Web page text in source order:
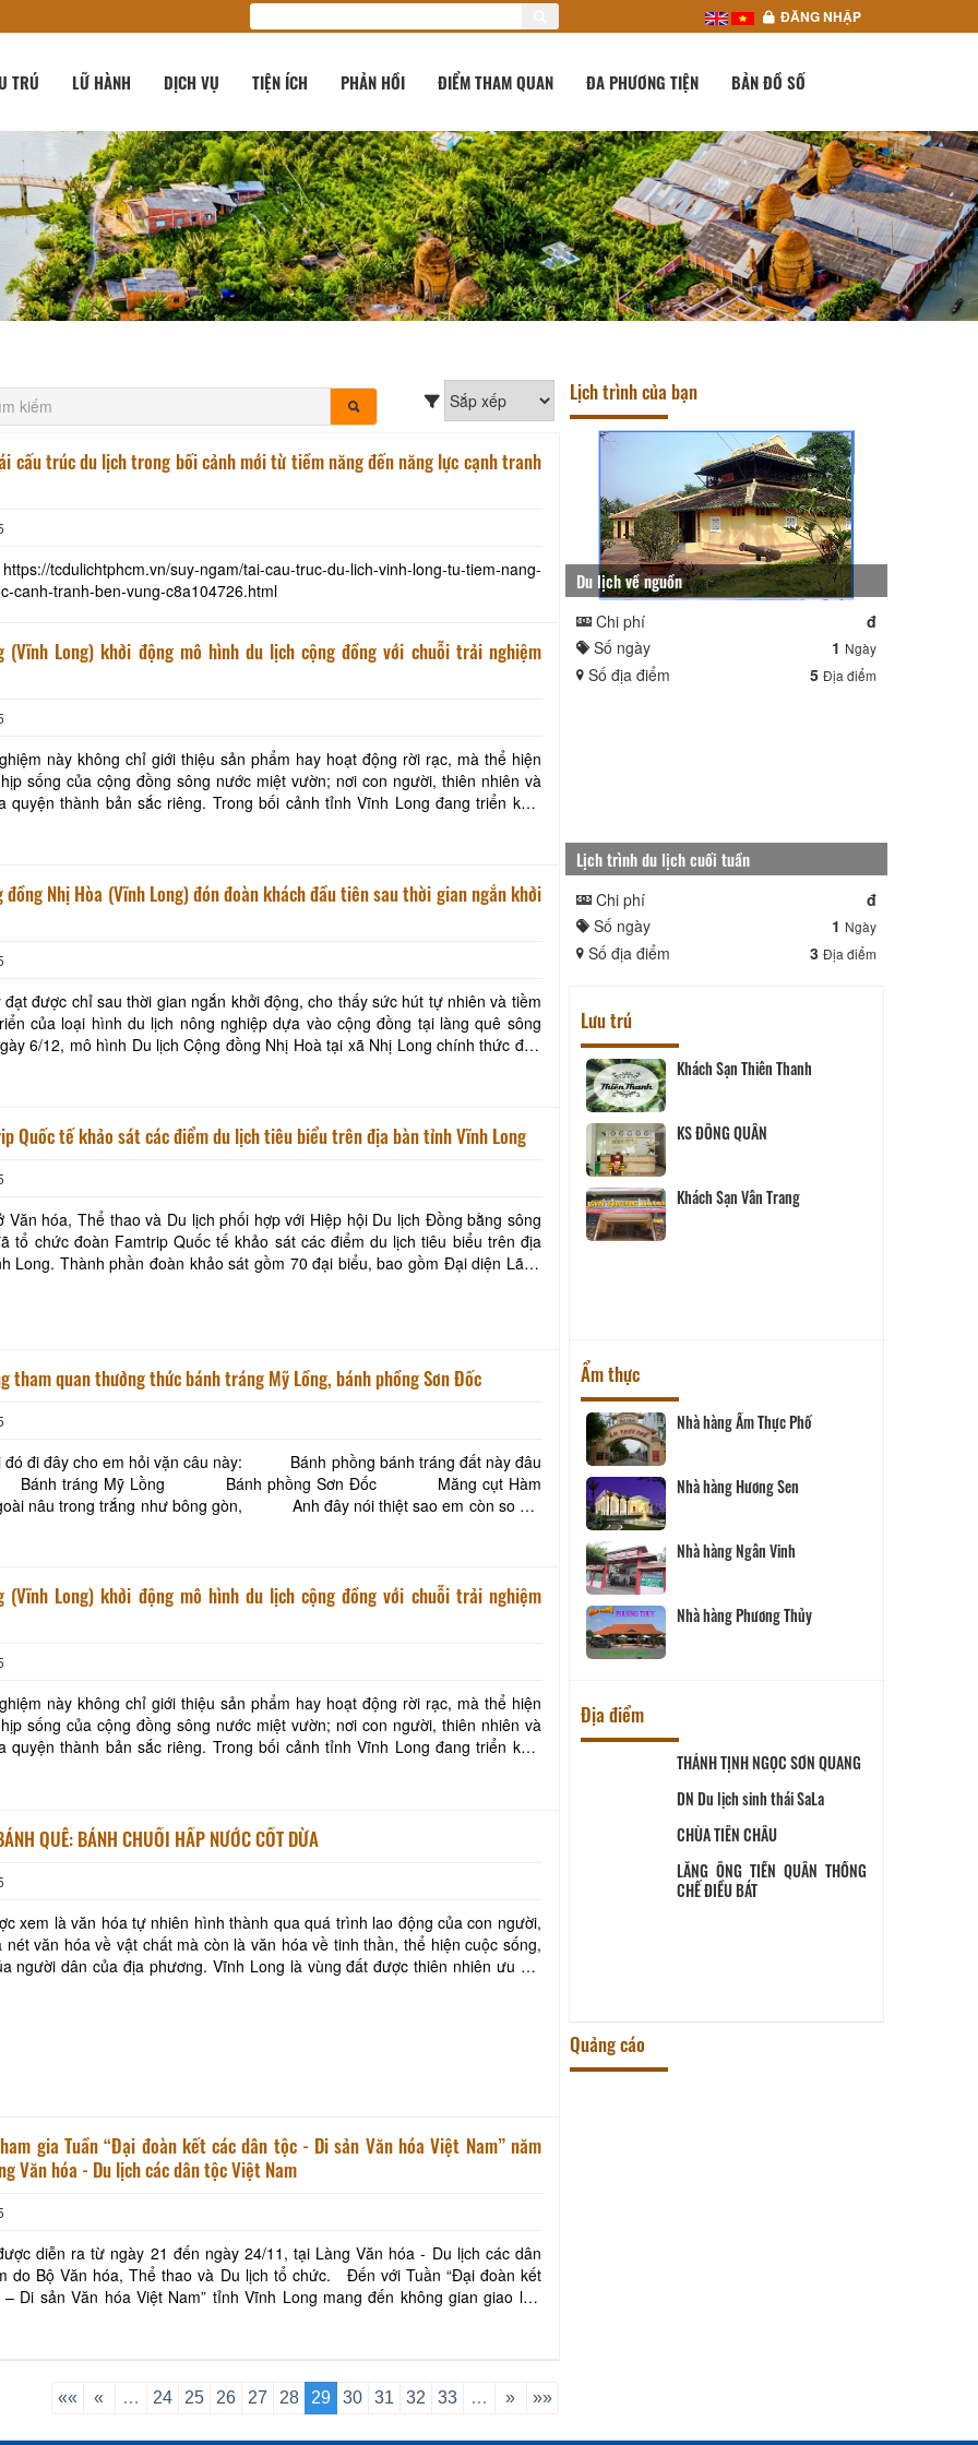
ĐĂNG NHẬP
TRÚ LỮ HÀNH DỊCH VỤ TIỆN ÍCH PHẢN HỒI ĐIỂM THAM QUAN ĐA PHƯƠNG TIỆN BẢN ĐỒ SỐ
cấu trúc du lịch trong bối cảnh mới từ tiềm năng đến năng lực cạnh tranh
tcdulichtphcm.vn/suy-ngam/tai-cau-truc-du-lich-vinh-long-tu-tiem-nang-
canh-tranh-ben-vung-c8a104726.html
(Vĩnh Long) khởi động mô hình du lịch cộng đồng với chuỗi trải nghiệm
này không chỉ giới thiệu sản phẩm hay hoạt động rời rạc, mà thể hiện
sống của cộng đồng sông nước miệt vườn; nơi con người, thiên nhiên và
sắc riêng. Trong bối cảnh tỉnh Vĩnh Long đang triển khai
đồng Nhị Hòa (Vĩnh Long) đón đoàn khách đầu tiên sau thời gian ngắn khởi
đạt được chỉ sau thời gian ngắn khởi động, cho thấy sức hút tự nhiên và tiềm
của loại hình du lịch nông nghiệp dựa vào cộng đồng tại làng quê sông
Quốc tế khảo sát các điểm du lịch tiêu biểu trên địa bàn tỉnh Vĩnh Long
Văn hóa, Thể thao và Du lịch phối hợp với Hiệp hội Du lịch Đồng bằng sông
tổ chức đoàn Famtrip Quốc tế khảo sát các điểm du lịch tiêu biểu trên địa
biểu, bao gồm Đại diện Lãnh
tham quan thưởng thức bánh tráng Mỹ Lồng, bánh phồng Sơn Đốc
em hỏi vặn câu này: Bánh phồng bánh tráng đất này đâu
trắng như bông gòn, Anh đây nói thiệt sao em còn so đo.
(Vĩnh Long) khởi động mô hình du lịch cộng đồng với chuỗi trải nghiệm
này không chỉ giới thiệu sản phẩm hay hoạt động rời rạc, mà thể hiện
sống của cộng đồng sông nước miệt vườn; nơi con người, thiên nhiên và
sắc riêng. Trong bối cảnh tỉnh Vĩnh Long đang triển khai
QUÊ: BÁNH CHUỐI HẤP NƯỚC CỐT DỪA
xem là văn hóa tự nhiên hình thành qua quá trình lao động của con người,
nét văn hóa về vật chất mà còn là văn hóa về tinh thần, thể hiện cuộc sống,
người dân của địa phương. Vĩnh Long là vùng đất được thiên nhiên ưu đãi
gia Tuần “Đại đoàn kết các dân tộc - Di sản Văn hóa Việt Nam” năm
Văn hóa - Du lịch các dân tộc Việt Nam
diễn ra từ ngày 21 đến ngày 24/11, tại Làng Văn hóa - Du lịch các dân
Văn hóa, Thể thao và Du lịch tổ chức. Đến với Tuần “Đại đoàn kết
Di sản Văn hóa Việt Nam” tỉnh Vĩnh Long mang đến không gian giao lưu
«« « … 24 25 26 27 28 29 30 31 32 33 … » »»
Lịch trình của bạn
Du lịch về nguồn
Chi phí
đ
Số ngày
1 Ngày
Số địa điểm 5 Địa điểm
Lịch trình du lịch cuối tuần
Chi phí
đ
Số ngày
1 Ngày
Số địa điểm 3 Địa điểm
Lưu trú
Khách sạn Cửu Long
ONE HOTEL
Khách sạn Ngũ Long Hai
Khách sạn Sài Gòn - Vĩnh Long
Khách Sạn Minh Khuê
Khách Sạn Thiên Thanh
KS ĐÔNG QUÂN
Khách Sạn Vân Trang
Ẩm thực
Địa điểm
BẢO TÀNG VĨNH LONG
Trần Đại Nghĩa
Nhà dừa CocoHome
VĂN THÁNH MIẾU VĨNH LONG
Đình Tân Hoa
DN Du lịch sinh thái SaLa
CHÙA TIÊN CHÂU
Quảng cáo